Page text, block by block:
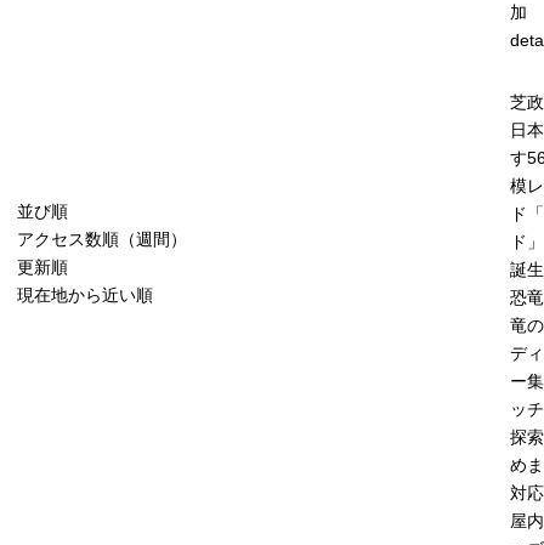
並び順
アクセス数順（週間）
更新順
現在地から近い順
加
芝
日
す
模
ド
ド
誕
恐
竜
デ
ー
ッ
探
め
対
屋